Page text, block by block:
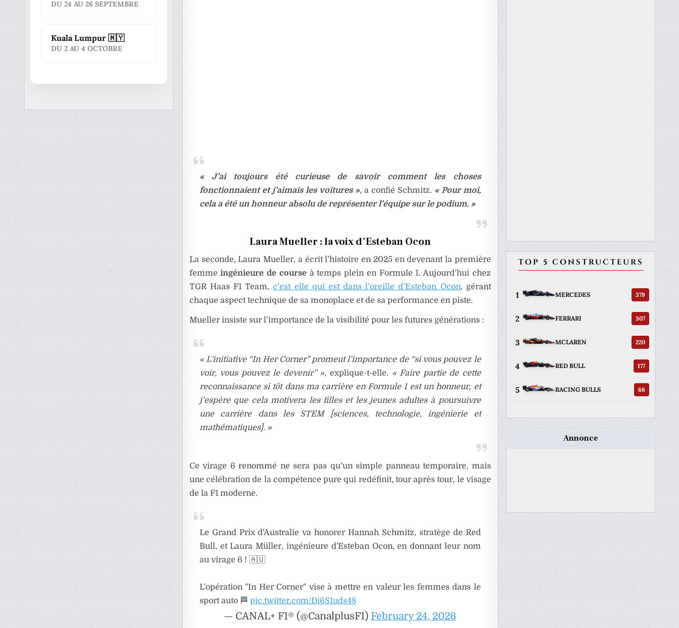
« J’ai toujours été curieuse de savoir comment les choses
fonctionnaient et j’aimais les voitures », a confié Schmitz. « Pour moi,
cela a été un honneur absolu de représenter l’équipe sur le podium. »
Laura Mueller : la voix d’Esteban Ocon
La seconde, Laura Mueller, a écrit l’histoire en 2025 en devenant la première
femmeingénieure de courseà temps plein en Formule 1. Aujourd’hui chez
TGR Haas F1 Team,c’est elle qui est dans l’oreille d’Esteban Ocon, gérant
chaque aspect technique de sa monoplace et de sa performance en piste.
Mueller insiste sur l’importance de la visibilité pour les futures générations :
« L’initiative “In Her Corner” promeut l’importance de “si vous pouvez le
voir, vous pouvez le devenir” », explique-t-elle. « Faire partie de cette
reconnaissance si tôt dans ma carrière en Formule 1 est un honneur, et
j’espère que cela motivera les filles et les jeunes adultes à poursuivre
une carrière dans les STEM [sciences, technologie, ingénierie et
mathématiques]. »
Ce virage 6 renommé ne sera pas qu’un simple panneau temporaire, mais
une célébration de la compétence pure qui redéfinit, tour après tour, le visage
de la F1 moderne.
Le Grand Prix d'Australie va honorer Hannah Schmitz, stratège de Red
Bull, et Laura Müller, ingénieure d'Esteban Ocon, en donnant leur nom
au virage 6 ! 🇦🇺
L'opération "In Her Corner" vise à mettre en valeur les femmes dans le
sport auto 🏁 pic.twitter.com/Di6SIuds48
— CANAL+ F1® (@CanalplusF1)February 24, 2026
DU 24 AU 26 SEPTEMBRE
Kuala Lumpur 🇲🇾
DU 2 AU 4 OCTOBRE
TOP 5 CONSTRUCTEURS
1 MERCEDES 379
2 FERRARI 307
3 MCLAREN 220
4 RED BULL 177
5 RACING BULLS 66
Annonce